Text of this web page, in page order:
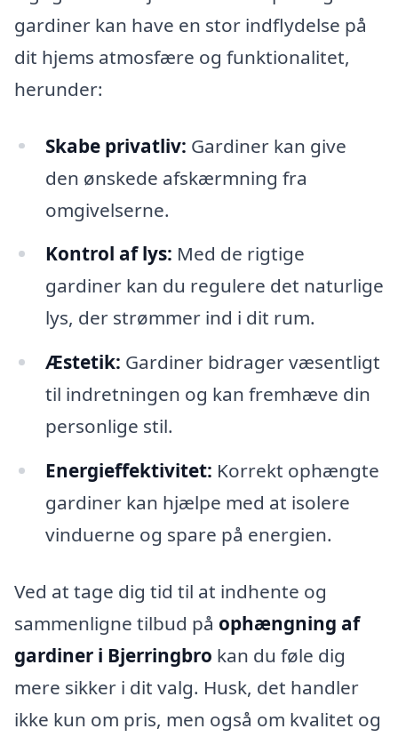
gardiner kan have en stor indflydelse på
dit hjems atmosfære og funktionalitet,
herunder:
Skabe privatliv: Gardiner kan give
den ønskede afskærmning fra
omgivelserne.
Kontrol af lys: Med de rigtige
gardiner kan du regulere det naturlige
lys, der strømmer ind i dit rum.
Æstetik: Gardiner bidrager væsentligt
til indretningen og kan fremhæve din
personlige stil.
Energieffektivitet: Korrekt ophængte
gardiner kan hjælpe med at isolere
vinduerne og spare på energien.
Ved at tage dig tid til at indhente og
sammenligne tilbud på ophængning af
gardiner i Bjerringbro kan du føle dig
mere sikker i dit valg. Husk, det handler
ikke kun om pris, men også om kvalitet og